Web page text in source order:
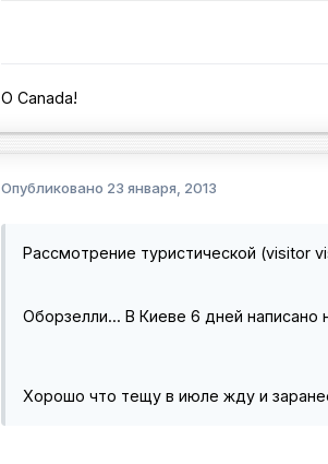
O Canada!
Опубликовано 23 января, 2013
Рассмотрение туристической (visitor
Оборзелли... В Киеве 6 дней написано
Хорошо что тещу в июле жду и